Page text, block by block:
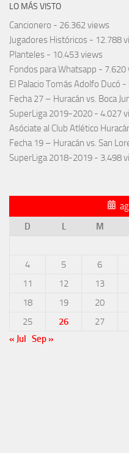
LO MÁS VISTO
Cancionero - 26.362 views
Jugadores Históricos - 12.788
Planteles - 10.453 views
Fondos para Whatsapp - 7.620
El Palacio Tomás Adolfo Ducó -
Fecha 27 – Huracán vs. Boca
SuperLiga 2019-2020 - 4.027
Asóciate al Club Atlético
Fecha 19 – Huracán vs. San
SuperLiga 2018-2019 - 3.498
D
L M
4
5 6
11
12 13
18
19 20
25
26 27
« Jul Sep »